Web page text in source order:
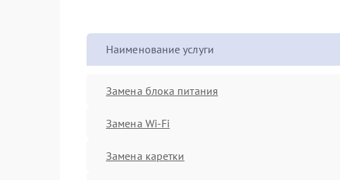
Наименование услуги
Замена блока питания
Замена Wi-Fi
Замена каретки